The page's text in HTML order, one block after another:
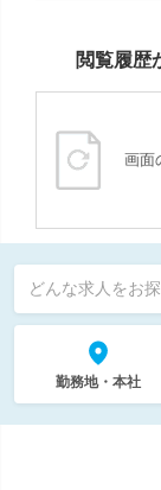
閲覧履歴
画面
どんな求人をお
勤務地・本社